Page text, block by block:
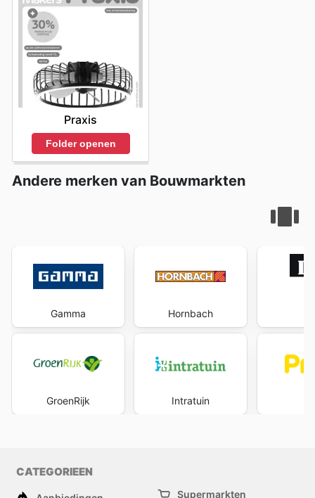
Praxis
Folder openen
Andere merken van Bouwmarkten
Gamma
GroenRijk
Hornbach
Intratuin
CATEGORIEEN
Supermarkten